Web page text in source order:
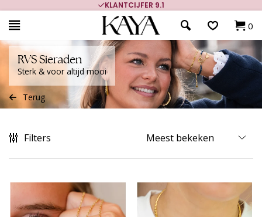
700.000+ TEVREDEN KLANTEN
0
RVS Sieraden
Sterk & voor altijd mooi
Terug
Filters